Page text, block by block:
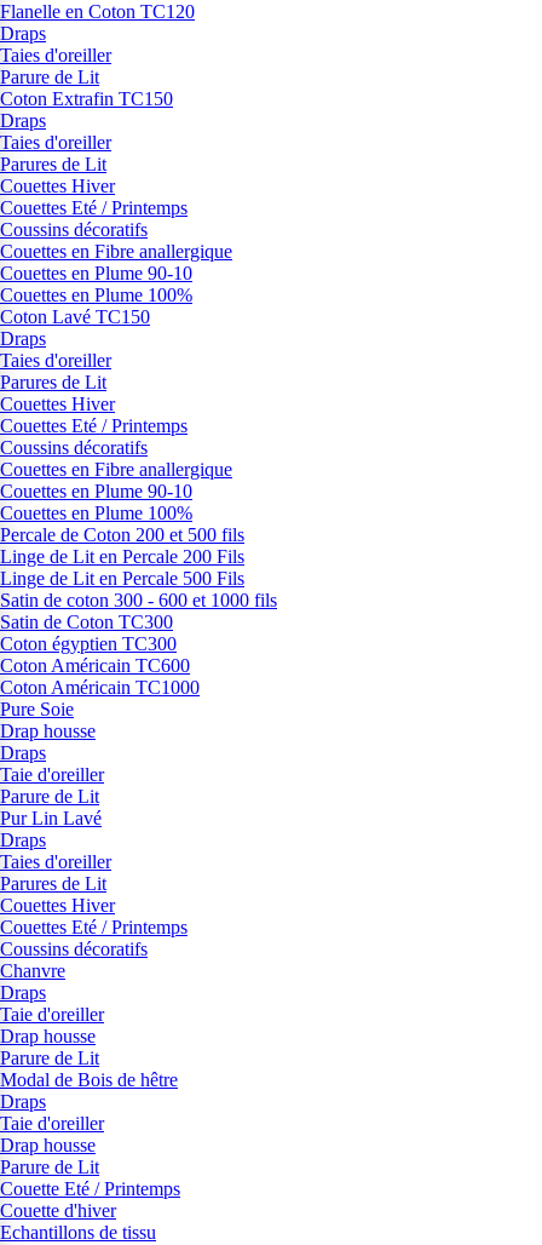
Flanelle en Coton TC120
Draps
Taies d'oreiller
Parure de Lit
Coton Extrafin TC150
Draps
Taies d'oreiller
Parures de Lit
Couettes Hiver
Couettes Eté / Printemps
Coussins décoratifs
Couettes en Fibre anallergique
Couettes en Plume 90-10
Couettes en Plume 100%
Coton Lavé TC150
Draps
Taies d'oreiller
Parures de Lit
Couettes Hiver
Couettes Eté / Printemps
Coussins décoratifs
Couettes en Fibre anallergique
Couettes en Plume 90-10
Couettes en Plume 100%
Percale de Coton 200 et 500 fils
Linge de Lit en Percale 200 Fils
Linge de Lit en Percale 500 Fils
Satin de coton 300 - 600 et 1000 fils
Satin de Coton TC300
Coton égyptien TC300
Coton Américain TC600
Coton Américain TC1000
Pure Soie
Drap housse
Draps
Taie d'oreiller
Parure de Lit
Pur Lin Lavé
Draps
Taies d'oreiller
Parures de Lit
Couettes Hiver
Couettes Eté / Printemps
Coussins décoratifs
Chanvre
Draps
Taie d'oreiller
Drap housse
Parure de Lit
Modal de Bois de hêtre
Draps
Taie d'oreiller
Drap housse
Parure de Lit
Couette Eté / Printemps
Couette d'hiver
Echantillons de tissu